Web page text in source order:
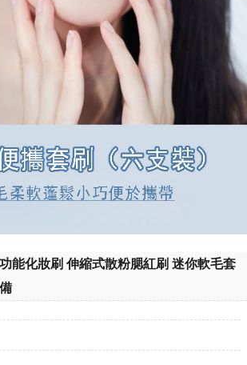
能化妝刷 伸縮式散粉腮紅刷 迷你軟毛套